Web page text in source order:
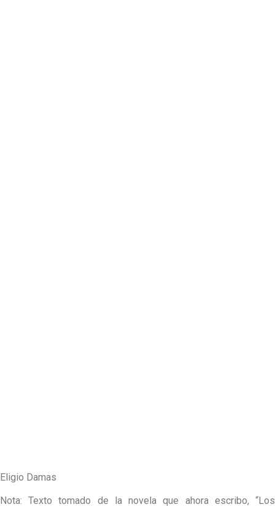
Eligio Damas
Nota: Texto tomado de la novela que ahora escribo, “Los